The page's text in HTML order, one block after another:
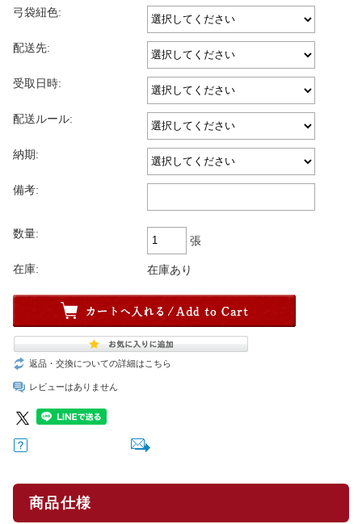
弓袋紐色:
配送先:
受取日時:
配送ルール:
納期:
備考:
数量:
張
在庫: 在庫あり
返品・交換についての詳細はこちら
レビューはありません
商品仕様